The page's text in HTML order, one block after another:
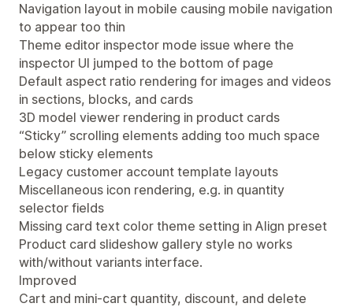
Navigation layout in mobile causing mobile navigation
to appear too thin
Theme editor inspector mode issue where the
inspector UI jumped to the bottom of page
Default aspect ratio rendering for images and videos
in sections, blocks, and cards
3D model viewer rendering in product cards
“Sticky” scrolling elements adding too much space
below sticky elements
Legacy customer account template layouts
Miscellaneous icon rendering, e.g. in quantity
selector fields
Missing card text color theme setting in Align preset
Product card slideshow gallery style no works
with/without variants interface.
Improved
Cart and mini-cart quantity, discount, and delete